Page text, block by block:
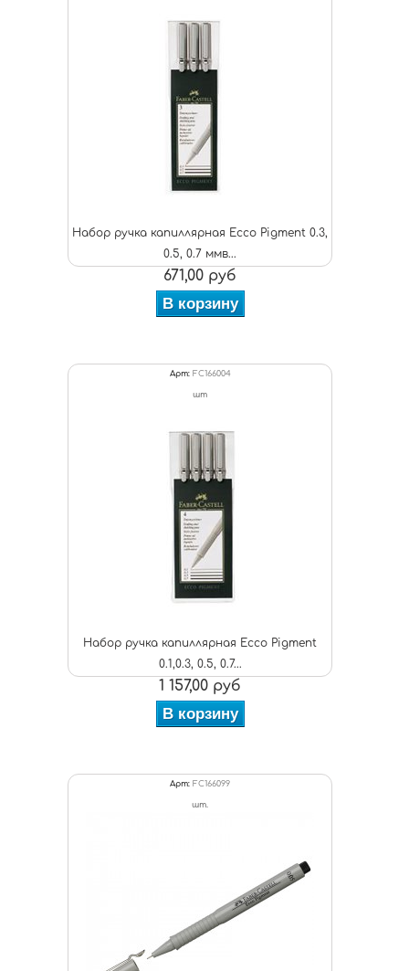
Набор ручка капиллярная Ecco Pigment 0.3,
0.5, 0.7 ммв...
671,00 руб
В корзину
Арт: FC166004
шт
Набор ручка капиллярная Ecco Pigment
0.1,0.3, 0.5, 0.7...
1 157,00 руб
В корзину
Арт: FC166099
шт.